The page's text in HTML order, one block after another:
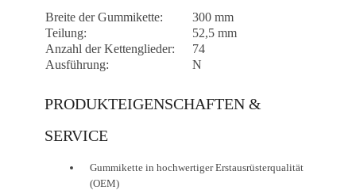
Breite der Gummikette:
300 mm
Teilung:
52,5 mm
Anzahl der Kettenglieder:
74
Ausführung:
N
PRODUKTEIGENSCHAFTEN &
SERVICE
Gummikette in hochwertiger Erstausrüsterqualität
(OEM)